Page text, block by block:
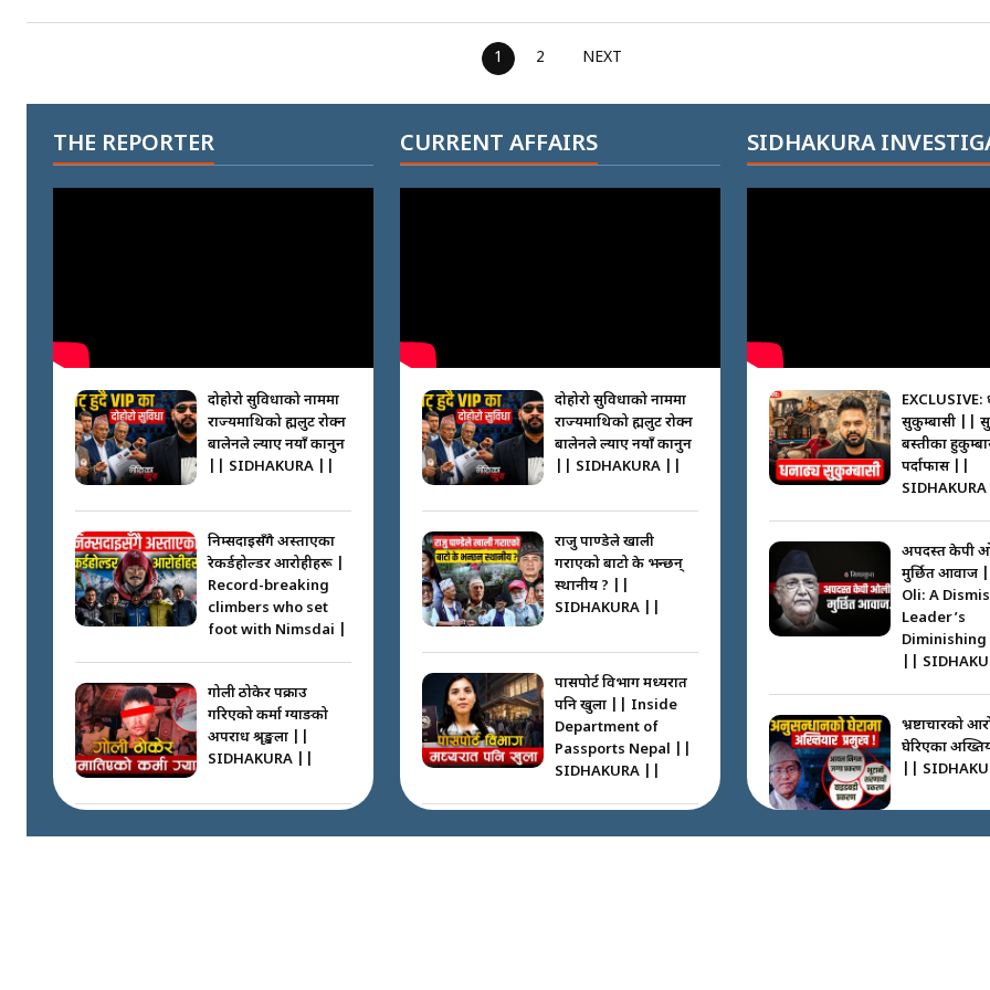
1 2 NEXT
THE REPORTER
दोहोरो सुविधाको नाममा
राज्यमाथिको ब्रह्मलुट रोक्न
बालेनले ल्याए नयाँ कानुन
|| SIDHAKURA ||
निम्सदाइसँगै अस्ताएका
रेकर्डहोल्डर आरोहीहरू |
Record-breaking
climbers who set
foot with Nimsdai |
गोली ठोकेर पक्राउ
गरिएको कर्मा ग्याङको
अपराध श्रृङ्खला ||
SIDHAKURA ||
नभाँडिएको सद्भाव :
CURRENT AFFAIRS
दोहोरो सुविधाको नाममा
राज्यमाथिको ब्रह्मलुट रोक्न
बालेनले ल्याए नयाँ कानुन
|| SIDHAKURA ||
राजु पाण्डेले खाली
गराएको बाटो के भन्छन्
स्थानीय ? ||
SIDHAKURA ||
पासपोर्ट विभाग मध्यरात
पनि खुला || Inside
Department of
Passports Nepal ||
SIDHAKURA ||
कहाँ हरायो ग्यास ? ||
SIDHAKURA
EXCLUSIVE:
सुकुम्बासी ||
बस्तीका
पर्दाफास ||
SIDHAKURA
अपदस्त केपी
मुर्छित आवाज
Oli: A
Leader’s
Diminishing
||
भ्रष्टाचारको
घेरिएका
||